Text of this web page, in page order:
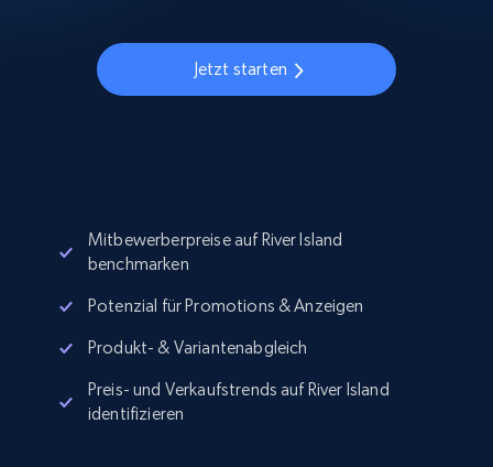
Jetzt starten
Mitbewerberpreise auf River Island
benchmarken
Potenzial für Promotions & Anzeigen
Produkt- & Variantenabgleich
Preis- und Verkaufstrends auf River Island
identifizieren